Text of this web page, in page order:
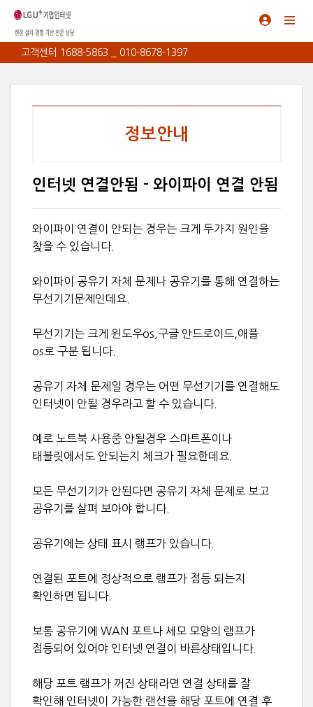
고객센터 1688-5863 _ 010-8678-1397
정보안내
인터넷 연결안됨 - 와이파이 연결 안됨
와이파이 연결이 안되는 경우는 크게 두가지 원인을
찾을 수 있습니다.
와이파이 공유기 자체 문제나 공유기를 통해 연결하는
무선기기문제인데요.
무선기기는 크게 윈도우os,구글 안드로이드,애플
os로 구분 됩니다.
공유기 자체 문제일 경우는 어떤 무선기기를 연결해도
인터넷이 안될 경우라고 할 수 있습니다.
예로 노트북 사용중 안될경우 스마트폰이나
태블릿에서도 안되는지 체크가 필요한데요.
모든 무선기기가 안된다면 공유기 자체 문제로 보고
공유기를 살펴 보아야 합니다.
공유기에는 상태 표시 램프가 있습니다.
연결된 포트에 정상적으로 램프가 점등 되는지
확인하면 됩니다.
보통 공유기에 WAN 포트나 세모 모양의 램프가
점등되어 있어야 인터넷 연결이 바른상태입니다.
해당 포트 램프가 꺼진 상태라면 연결 상태를 잘
확인해 인터넷이 가능한 랜선을 해당 포트에 연결 후